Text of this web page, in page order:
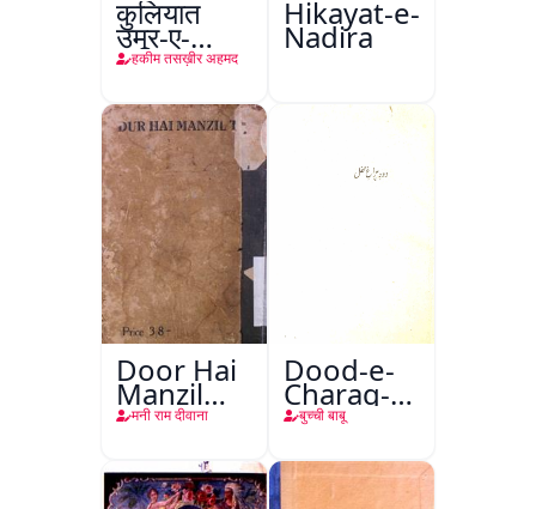
कुलियात
उमूर-ए-
तबीइया
हकीम तसख़ीर अहमद
Hikayat-e-
Nadira
Door Hai
Manzil
Teri
मनी राम दीवाना
Dood-e-
Charag-e-
Mahfil
बुच्ची बाबू